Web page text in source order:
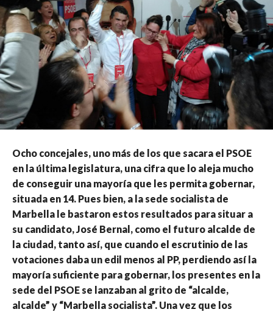
Ocho concejales, uno más de los que sacara el PSOE
en la última legislatura, una cifra que lo aleja mucho
de conseguir una mayoría que les permita gobernar,
situada en 14. Pues bien, a la sede socialista de
Marbella le bastaron estos resultados para situar a
su candidato, José Bernal, como el futuro alcalde de
la ciudad, tanto así, que cuando el escrutinio de las
votaciones daba un edil menos al PP, perdiendo así la
mayoría suficiente para gobernar, los presentes en la
sede del PSOE se lanzaban al grito de “alcalde,
alcalde” y “Marbella socialista”. Una vez que los